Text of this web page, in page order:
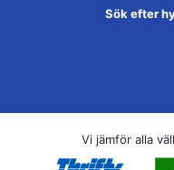
Sök efter
Vi jämför alla